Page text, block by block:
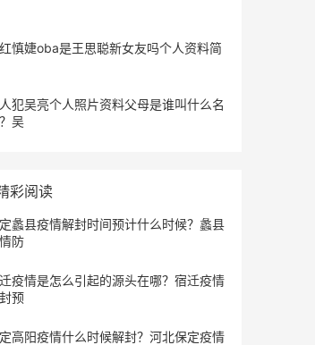
慎婕oba是王思聪新女友吗个人资料简
犯吴亮个人照片资料父母是谁叫什么名
吴
彩阅读
蠡县疫情解封时间预计什么时候？蠡县
防
疫情是怎么引起的源头在哪？宿迁疫情
预
高阳疫情什么时候解封？河北保定疫情